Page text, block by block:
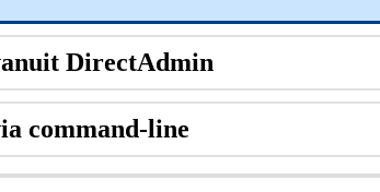
DirectAdmin
command-line